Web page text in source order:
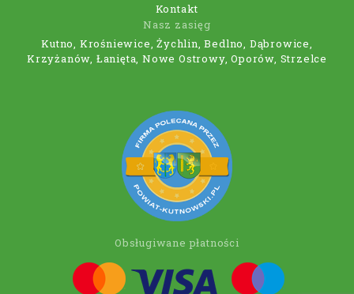
Kontakt
Nasz zasięg
Kutno, Krośniewice, Żychlin, Bedlno, Dąbrowice,
Krzyżanów, Łanięta, Nowe Ostrowy, Oporów, Strzelce
Obsługiwane płatności